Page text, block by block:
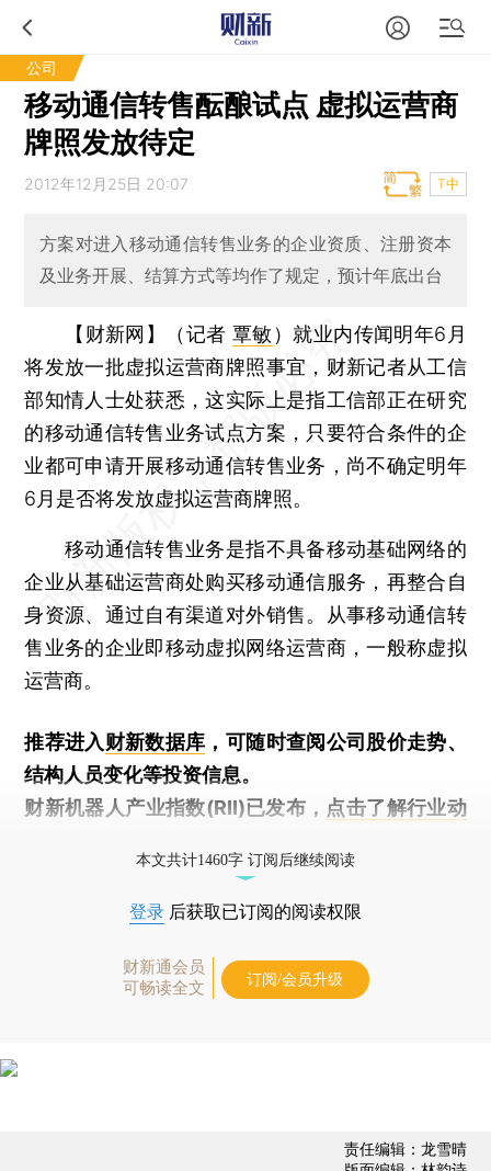
公司
移动通信转售酝酿试点 虚拟运营商
牌照发放待定
2012年12月25日 20:07 T中
方案对进入移动通信转售业务的企业资质、注册资本
及业务开展、结算方式等均作了规定，预计年底出台
【财新网】（记者覃敏 ） 就业内传闻明年6月
将发放一批虚拟运营商牌照事宜，财新记者从工信
部知情人士处获悉，这实际上是指工信部正在研究
的移动通信转售业务试点方案，只要符合条件的企
业都可申请开展移动通信转售业务，尚不确定明年
6月是否将发放虚拟运营商牌照。
移动通信转售业务是指不具备移动基础网络的
企业从基础运营商处购买移动通信服务，再整合自
身资源、通过自有渠道对外销售。从事移动通信转
售业务的企业即移动虚拟网络运营商，一般称虚拟
运营商。
推荐进入财新数据库 ，可随时查阅公司股价走势、
结构人员变化等投资信息。
财新机器人产业指数(RII)已发布， 点击了解行业动
本文共计1460字 订阅后继续阅读
登录 后获取已订阅的阅读权限
财新通会员
可畅读全文
订阅/会员升级
责任编辑：龙雪晴